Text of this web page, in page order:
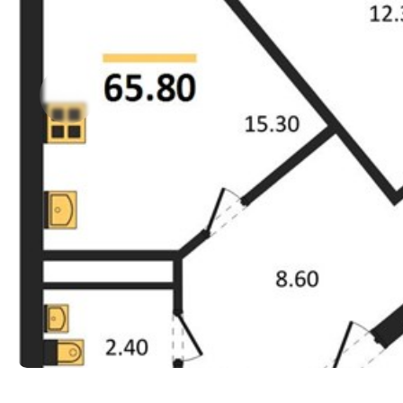
Прокрутить влево